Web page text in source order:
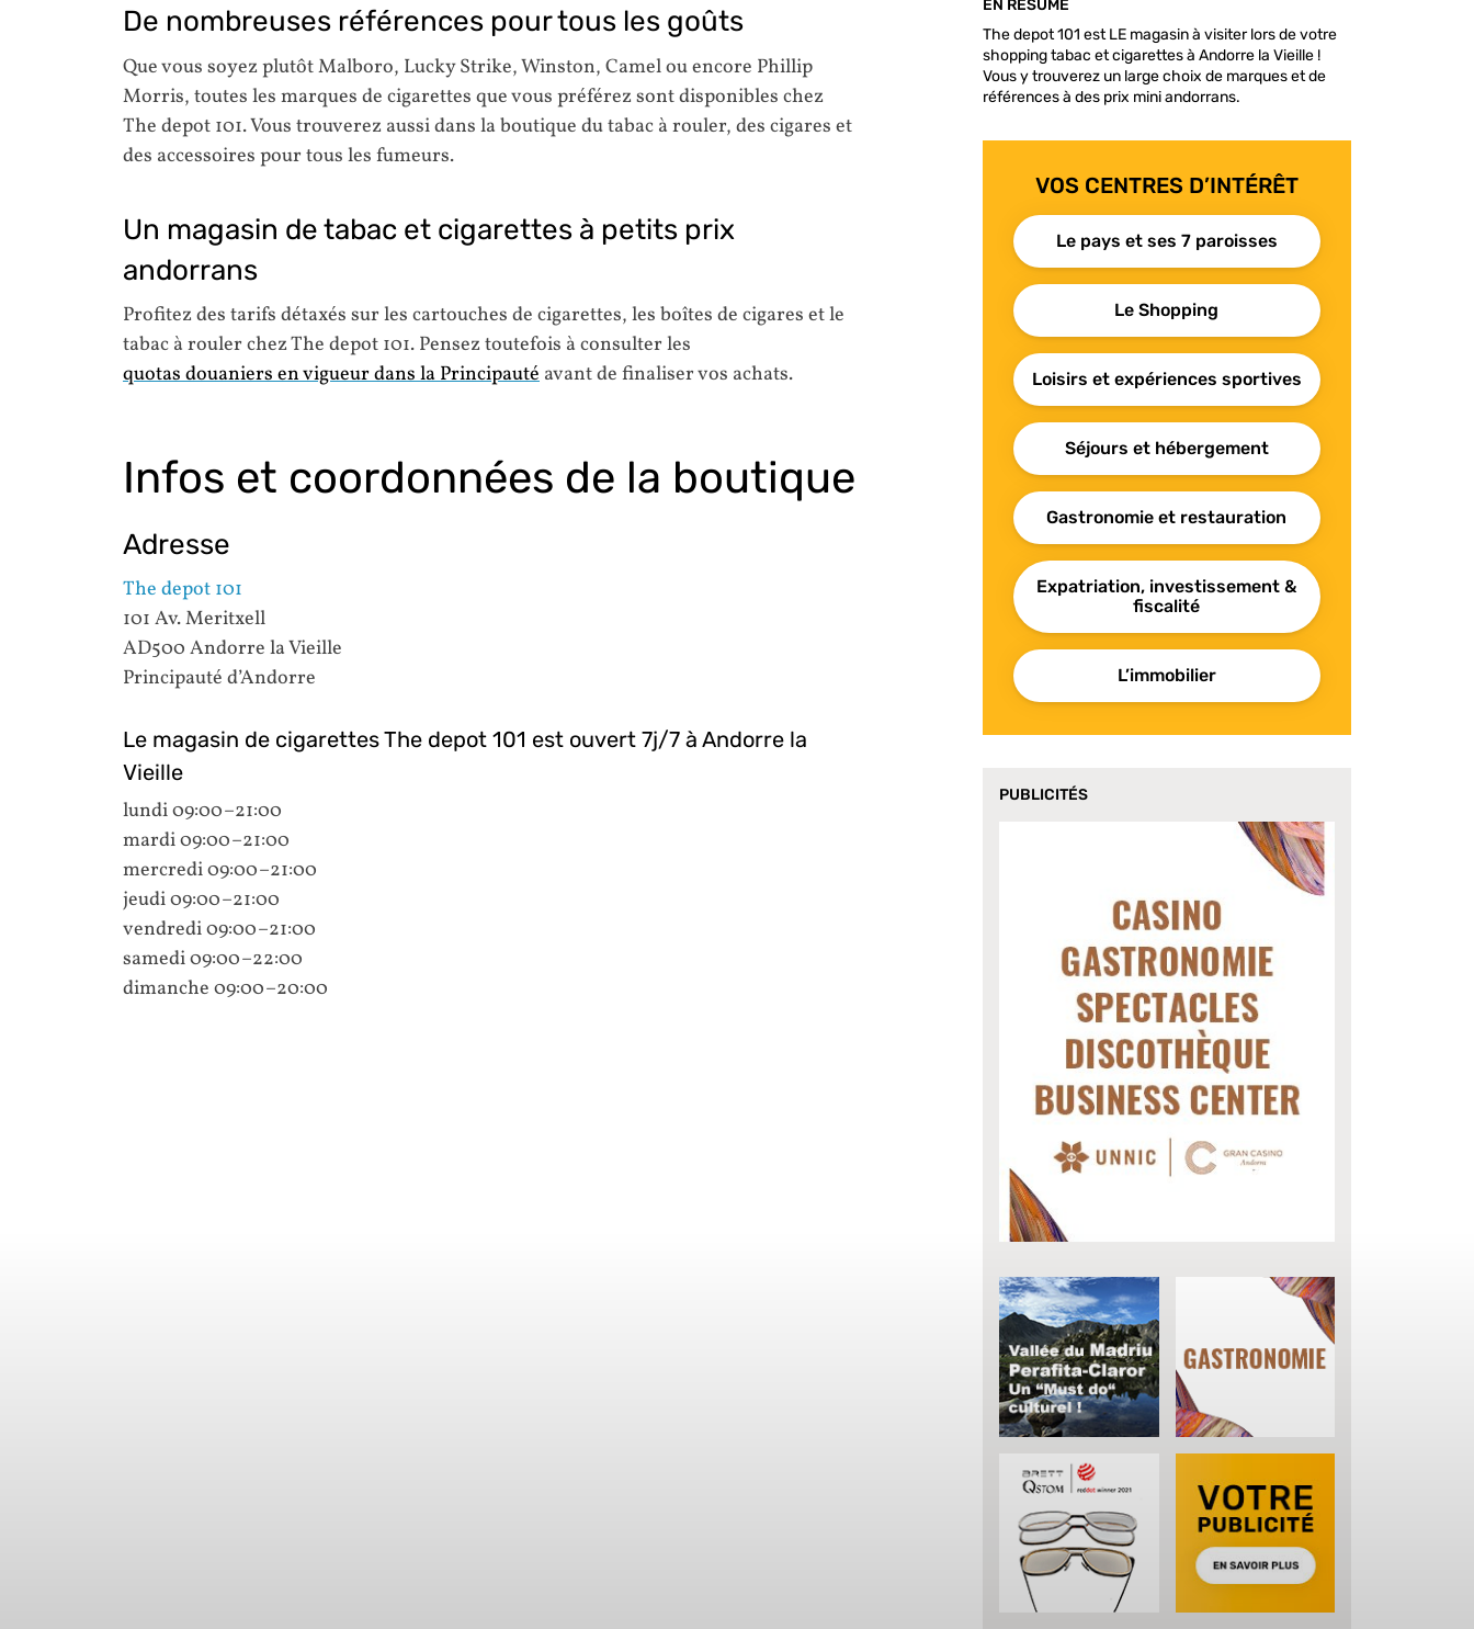
De nombreuses références pour tous les goûts
Que vous soyez plutôt Malboro, Lucky Strike, Winston, Camel ou encore Phillip
Morris, toutes les marques de cigarettes que vous préférez sont disponibles chez
The depot 101. Vous trouverez aussi dans la boutique du tabac à rouler, des cigares et
des accessoires pour tous les fumeurs.
Un magasin de tabac et cigarettes à petits prix
andorrans
Profitez des tarifs détaxés sur les cartouches de cigarettes, les boîtes de cigares et le
tabac à rouler chez The depot 101. Pensez toutefois à consulter les
quotas douaniers en vigueur dans la Principauté avant de finaliser vos achats.
Infos et coordonnées de la boutique
Adresse
The depot 101
101 Av. Meritxell
AD500 Andorre la Vieille
Principauté d’Andorre
Le magasin de cigarettes The depot 101 est ouvert 7j/7 à Andorre la
Vieille
lundi 09:00–21:00
mardi 09:00–21:00
mercredi 09:00–21:00
jeudi 09:00–21:00
vendredi 09:00–21:00
samedi 09:00–22:00
dimanche 09:00–20:00
EN RÉSUMÉ
The depot 101 est LE magasin à visiter lors de votre
shopping tabac et cigarettes à Andorre la Vieille !
Vous y trouverez un large choix de marques et de
références à des prix mini andorrans.
VOS CENTRES D’INTÉRÊT
Le pays et ses 7 paroisses
Le Shopping
Loisirs et expériences sportives
Séjours et hébergement
Gastronomie et restauration
Expatriation, investissement &
fiscalité
L’immobilier
PUBLICITÉS